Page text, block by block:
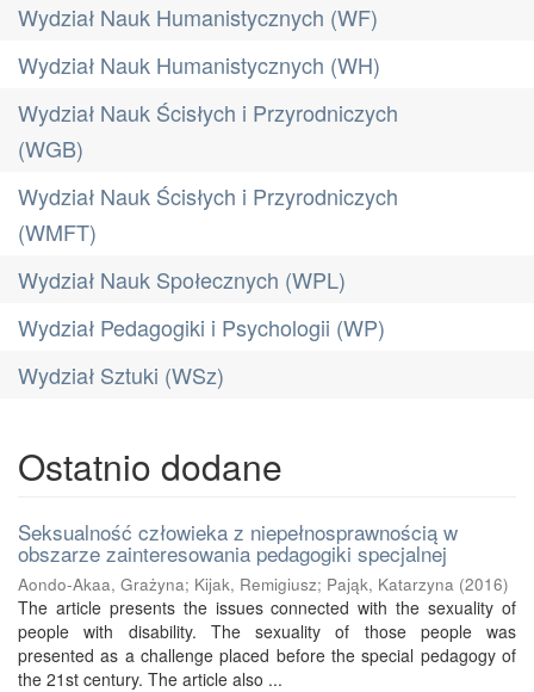
Wydział Nauk Humanistycznych (WF)
Wydział Nauk Humanistycznych (WH)
Wydział Nauk Ścisłych i Przyrodniczych
(WGB)
Wydział Nauk Ścisłych i Przyrodniczych
(WMFT)
Wydział Nauk Społecznych (WPL)
Wydział Pedagogiki i Psychologii (WP)
Wydział Sztuki (WSz)
Ostatnio dodane
Seksualność człowieka z niepełnosprawnością w
obszarze zainteresowania pedagogiki specjalnej
Aondo-Akaa, Grażyna; Kijak, Remigiusz; Pająk, Katarzyna (2016)
The article presents the issues connected with the sexuality of
people with disability. The sexuality of those people was
presented as a challenge placed before the special pedagogy of
the 21st century. The article also ...